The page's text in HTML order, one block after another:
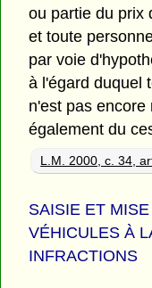
ou partie du prix
et toute
par voie
à l'égard duquel
n'est pas encore
également du
L.M. 2000, c. 34,
SAISIE ET
VÉHICULES À
INFRACTIONS